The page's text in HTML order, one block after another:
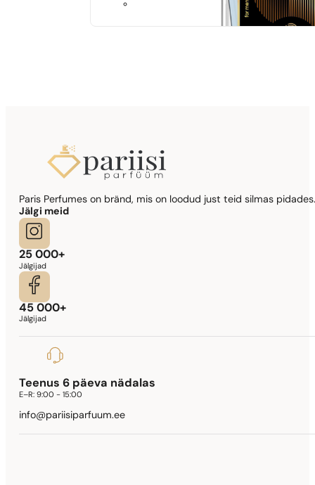
Sauvage Parfum
Paris Perfumes on bränd, mis on loodud just teid silmas
Jälgi meid
25 000+
Jälgijad
45 000+
Jälgijad
Teenus 6 päeva nädalas
E–R:9:00 - 15:00
info@pariisiparfuum.ee